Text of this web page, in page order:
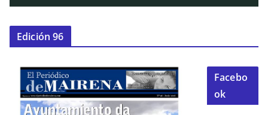
Edición 96
Facebo
ok